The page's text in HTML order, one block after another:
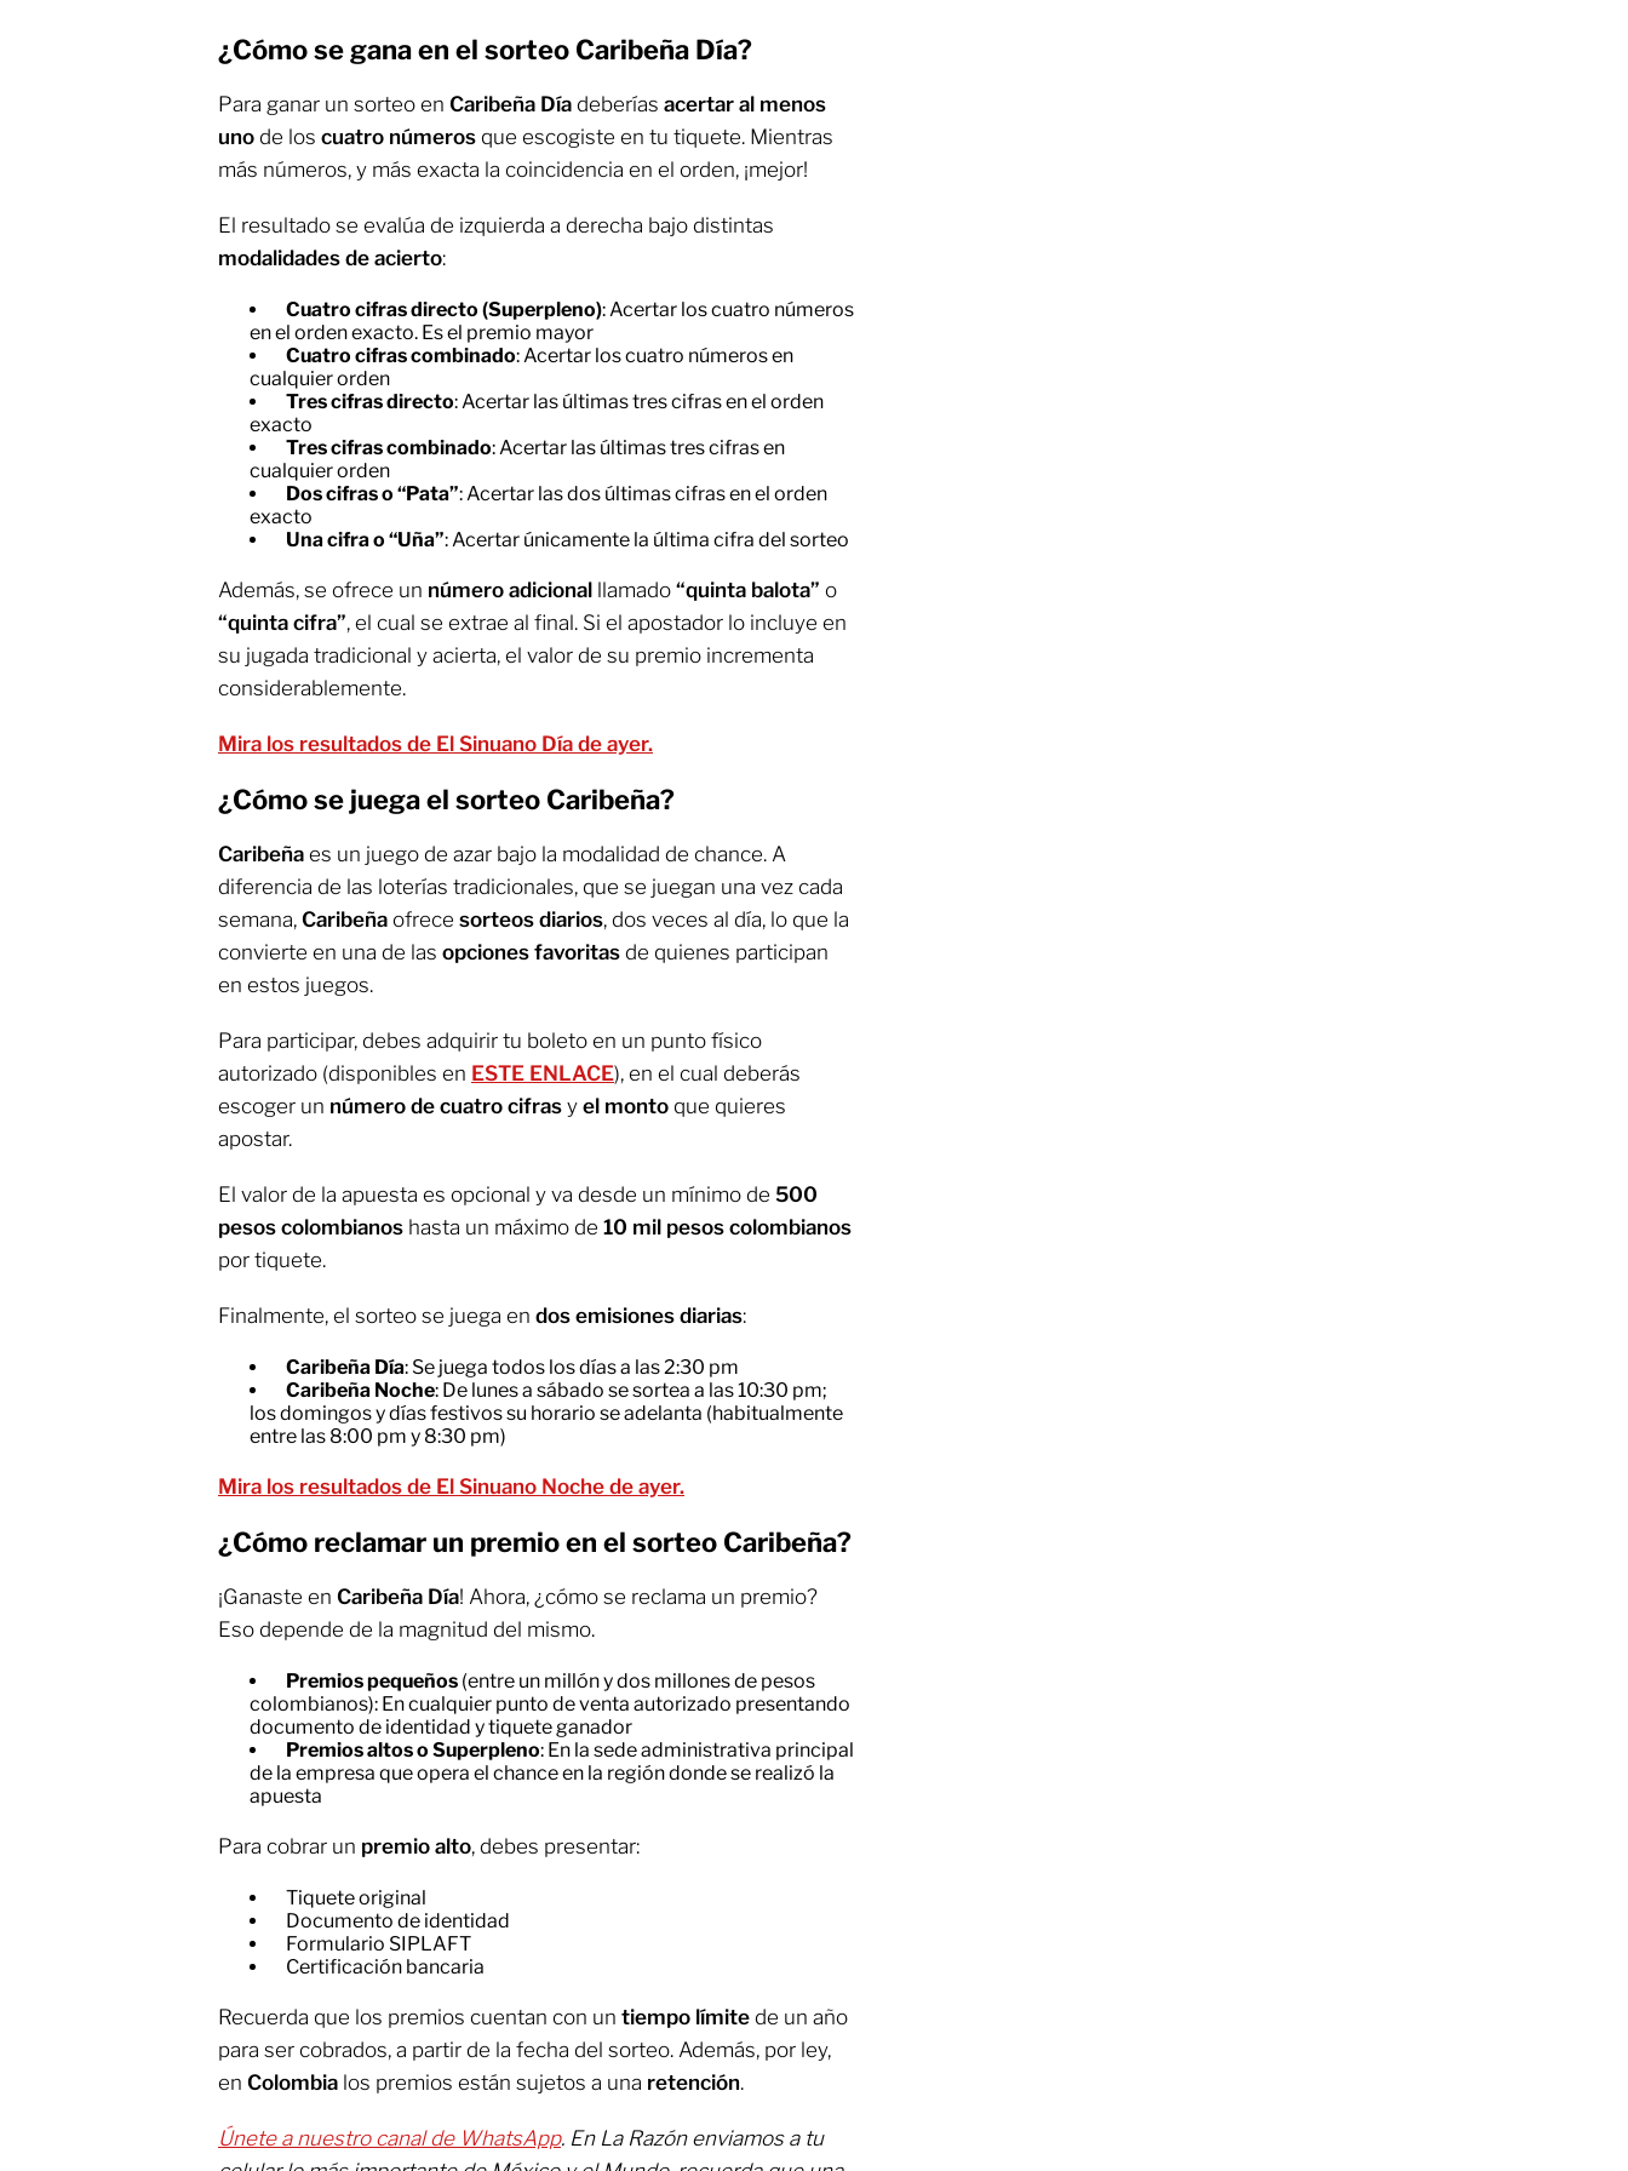
¿Cómo se gana en el sorteo Caribeña Día?
Para ganar un sorteo en Caribeña Día deberías acertar al menos
uno de los cuatro números que escogiste en tu tiquete. Mientras
más números, y más exacta la coincidencia en el orden, ¡mejor!
El resultado se evalúa de izquierda a derecha bajo distintas
modalidades de acierto:
Cuatro cifras directo (Superpleno): Acertar los cuatro números
en el orden exacto. Es el premio mayor
Cuatro cifras combinado: Acertar los cuatro números en
cualquier orden
Tres cifras directo: Acertar las últimas tres cifras en el orden
exacto
Tres cifras combinado: Acertar las últimas tres cifras en
cualquier orden
Dos cifras o “Pata”: Acertar las dos últimas cifras en el orden
exacto
Una cifra o “Uña”: Acertar únicamente la última cifra del sorteo
Además, se ofrece un número adicional llamado “quinta balota” o
“quinta cifra”, el cual se extrae al final. Si el apostador lo incluye en
su jugada tradicional y acierta, el valor de su premio incrementa
considerablemente.
Mira los resultados de El Sinuano Día de ayer.
¿Cómo se juega el sorteo Caribeña?
Caribeña es un juego de azar bajo la modalidad de chance. A
diferencia de las loterías tradicionales, que se juegan una vez cada
semana, Caribeña ofrece sorteos diarios, dos veces al día, lo que la
convierte en una de las opciones favoritas de quienes participan
en estos juegos.
Para participar, debes adquirir tu boleto en un punto físico
autorizado (disponibles en ESTE ENLACE), en el cual deberás
escoger un número de cuatro cifras y el monto que quieres
apostar.
El valor de la apuesta es opcional y va desde un mínimo de 500
pesos colombianos hasta un máximo de 10 mil pesos colombianos
por tiquete.
Finalmente, el sorteo se juega en dos emisiones diarias:
Caribeña Día: Se juega todos los días a las 2:30 pm
Caribeña Noche: De lunes a sábado se sortea a las 10:30 pm;
los domingos y días festivos su horario se adelanta (habitualmente
entre las 8:00 pm y 8:30 pm)
Mira los resultados de El Sinuano Noche de ayer.
¿Cómo reclamar un premio en el sorteo Caribeña?
¡Ganaste en Caribeña Día! Ahora, ¿cómo se reclama un premio?
Eso depende de la magnitud del mismo.
Premios pequeños (entre un millón y dos millones de pesos
colombianos): En cualquier punto de venta autorizado presentando
documento de identidad y tiquete ganador
Premios altos o Superpleno: En la sede administrativa principal
de la empresa que opera el chance en la región donde se realizó la
apuesta
Para cobrar un premio alto, debes presentar:
Tiquete original
Documento de identidad
Formulario SIPLAFT
Certificación bancaria
Recuerda que los premios cuentan con un tiempo límite de un año
para ser cobrados, a partir de la fecha del sorteo. Además, por ley,
en Colombia los premios están sujetos a una retención.
Únete a nuestro canal de WhatsApp. En La Razón enviamos a tu